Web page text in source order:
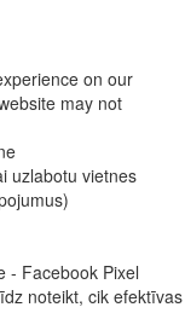
on our
may not
uzlabotu vietnes
- Facebook Pixel
noteikt, cik efektīvas